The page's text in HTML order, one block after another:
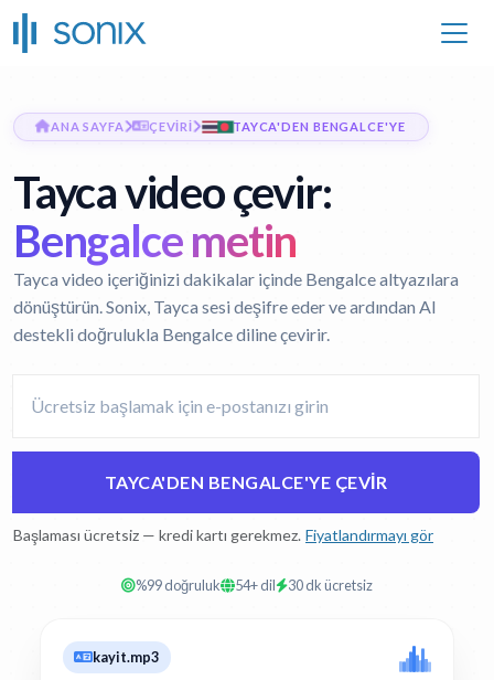
ANA SAYFA ÇEVIRI TAYCA'DEN BENGALCE'YE
Tayca video çevir:
Bengalce metin
Tayca video içeriğinizi dakikalar içinde Bengalce altyazılara
dönüştürün. Sonix, Tayca sesi deşifre eder ve ardından AI
destekli doğrulukla Bengalce diline çevirir.
TAYCA'DEN BENGALCE'YE ÇEVIR
Başlaması ücretsiz — kredi kartı gerekmez. Fiyatlandırmayı gör
%99 doğruluk 54+ dil 30 dk ücretsiz
kayit.mp3